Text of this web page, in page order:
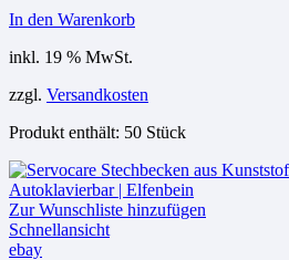
In den Warenkorb
inkl. 19 % MwSt.
zzgl. Versandkosten
Produkt enthält: 50 Stück
Zur Wunschliste hinzufügen
Schnellansicht
ebay